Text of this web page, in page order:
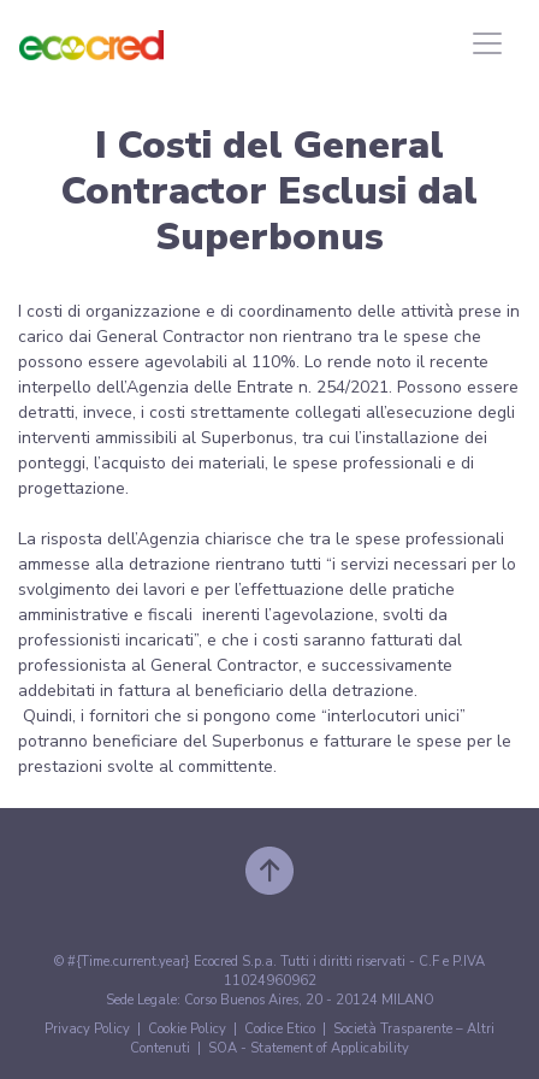
I Costi del General
Contractor Esclusi dal
Superbonus
I costi di organizzazione e di coordinamento delle attività prese in
carico dai General Contractor non rientrano tra le spese che
possono essere agevolabili al 110%. Lo rende noto il recente
interpello dell’Agenzia delle Entrate n. 254/2021. Possono essere
detratti, invece, i costi strettamente collegati all’esecuzione degli
interventi ammissibili al Superbonus, tra cui l’installazione dei
ponteggi, l’acquisto dei materiali, le spese professionali e di
progettazione.
La risposta dell’Agenzia chiarisce che tra le spese professionali
ammesse alla detrazione rientrano tutti “i servizi necessari per lo
svolgimento dei lavori e per l’effettuazione delle pratiche
amministrative e fiscali inerenti l’agevolazione, svolti da
professionisti incaricati”, e che i costi saranno fatturati dal
professionista al General Contractor, e successivamente
addebitati in fattura al beneficiario della detrazione.
Quindi, i fornitori che si pongono come “interlocutori unici”
potranno beneficiare del Superbonus e fatturare le spese per le
prestazioni svolte al committente.
© #{Time.current.year} Ecocred S.p.a. Tutti i diritti riservati - C.F e P.IVA
11024960962
Sede Legale: Corso Buenos Aires, 20 - 20124 MILANO
Privacy Policy
Cookie Policy Codice Etico
Società Trasparente – Altri
Contenuti
SOA - Statement of Applicability